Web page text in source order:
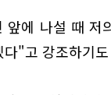
에 나설 때 저
"고 강조하기